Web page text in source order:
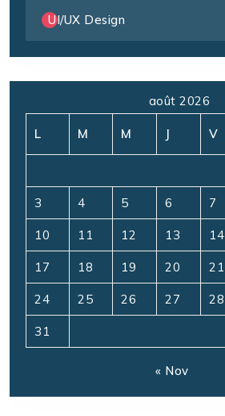
UI/UX Design
août 2026
L M M J V
3 4 5 6 7
10 11 12 13 14
17 18 19 20 21
24 25 26 27 28
31
« Nov